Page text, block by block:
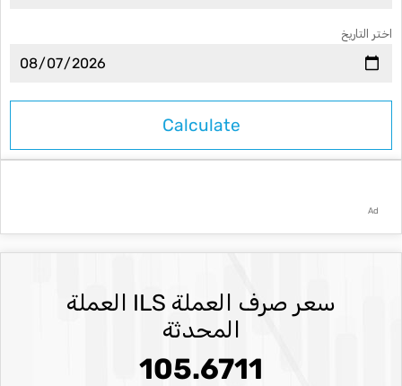
اختر التاريخ
Ad
سعر صرف العملة ILS العملة
المحدثة
105.6711